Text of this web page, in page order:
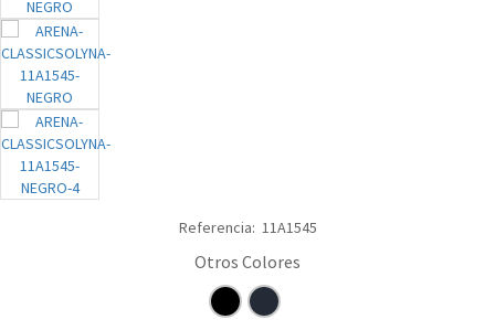
Referencia: 11A1545